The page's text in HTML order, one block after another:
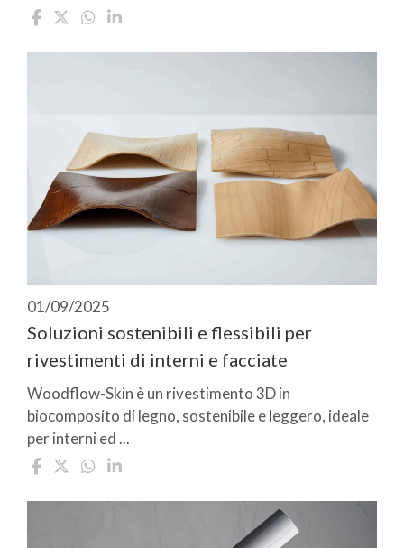
01/09/2025
Soluzioni sostenibili e flessibili per
rivestimenti di interni e facciate
Woodflow-Skin è un rivestimento 3D in
biocomposito di legno, sostenibile e leggero, ideale
per interni ed ...